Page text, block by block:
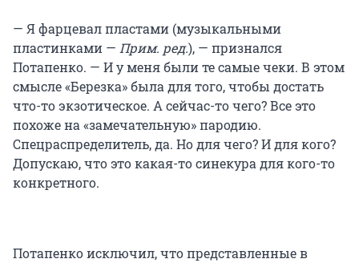
— Я фарцевал пластами (музыкальными
пластинками — Прим. ред.), — признался
Потапенко. — И у меня были те самые чеки. В этом
смысле «Березка» была для того, чтобы достать
что-то экзотическое. А сейчас-то чего? Все это
похоже на «замечательную» пародию.
Спецраспределитель, да. Но для чего? И для кого?
Допускаю, что это какая-то синекура для кого-то
конкретного.
Потапенко исключил, что представленные в